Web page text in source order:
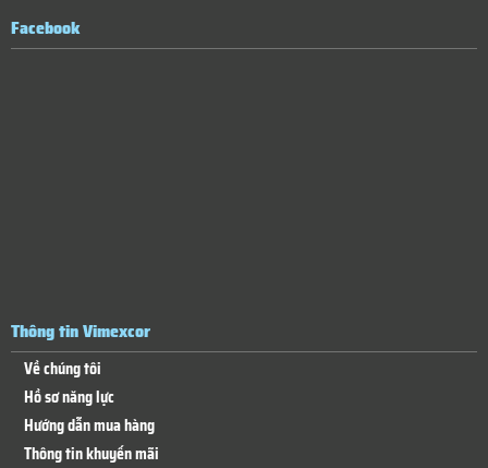
Facebook
Thông tin Vimexcor
Về chúng tôi
Hồ sơ năng lực
Hướng dẫn mua hàng
Thông tin khuyến mãi